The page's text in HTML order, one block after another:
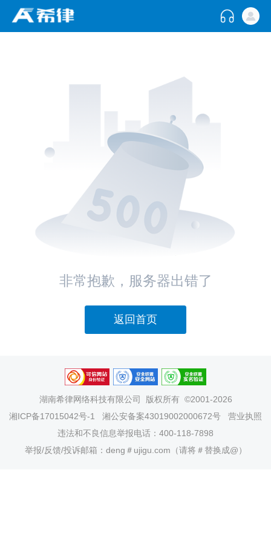
非常抱歉，服务器出错了
返回首页
湖南希律网络科技有限公司
版权所有 ©2001-2026
湘ICP备17015042号-1
湘公安备案43019002000672号
营业执照
违法和不良信息举报电话：400-118-7898
举报/反馈/投诉邮箱：deng＃ujigu.com（请将＃替换成@）